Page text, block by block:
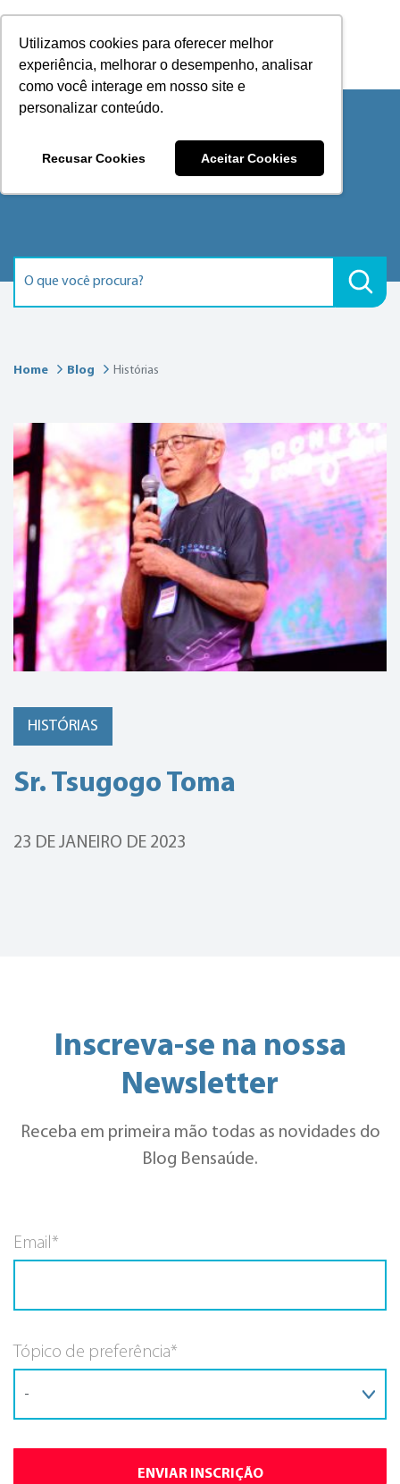
Utilizamos cookies para oferecer melhor
experiência, melhorar o desempenho, analisar
como você interage em nosso site e
personalizar conteúdo.
Recusar Cookies Aceitar Cookies
Histórias
Home Blog Histórias
HISTÓRIAS
Sr. Tsugogo Toma
23 DE JANEIRO DE 2023
Inscreva-se na nossa
Newsletter
Receba em primeira mão todas as novidades do
Blog Bensaúde.
Email*
Tópico de preferência*
ENVIAR INSCRIÇÃO